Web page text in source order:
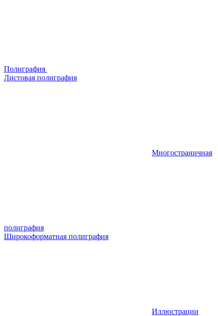
Полиграфия
Листовая полиграфия
Многостраничная
полиграфия
Широкоформатная полиграфия
Иллюстрации